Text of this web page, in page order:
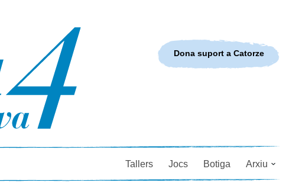
Tallers Jocs Botiga Arxiu
Dona suport a Catorze